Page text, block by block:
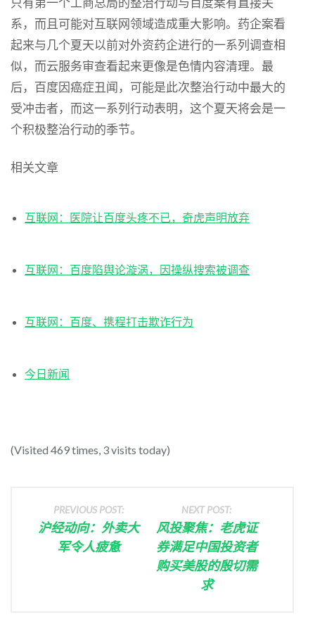
系，而且可能对互联网领域造成重大影响。药企案看
起来与几个夏天以前对外资药企进行的一系列调查相
似，而云服务审查看起来更像是色情内容清理。最
后，百度因癌症丑闻，可能是此次整治行动中最大的
受冲击者，而这一系列行动表明，这个夏天将会是一
个积极整治行动的季节。
相关文章
互联网：医院让百度头疼不已，奇虎声明放弃
互联网：百度陷舆论漩涡，因操纵搜索被调查
互联网：百度、携程打击欺诈行为
今日新闻
(Visited 469 times, 3 visits today)
PREVIOUS POST:
沪经动向：外卖大
军令人疲惫
NEXT POST:
风投聚焦：老虎证
券满足中国投资者
购买美股的殷切需
求